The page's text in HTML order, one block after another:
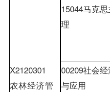
15044马克
理
X2120301
农林经济管
00209社会
与应用